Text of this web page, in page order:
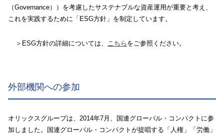
（Governance））を考慮したサステナブルな資産運用が重要と考え、
これを実践するために「ESG方針」を制定しています。
＞ESG方針の詳細については、 こちら をご参照ください。
外部機関への参加
オリックスグループは、2014年7月、国連グローバル・コンパクトに参
加しました。国連グローバル・コンパクトが提唱する「人権」「労働」